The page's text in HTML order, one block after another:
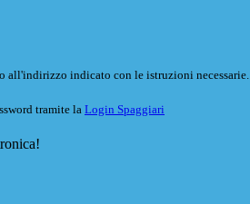
all'indirizzo indicato con le istruzioni necessarie.
tramite la Login Spaggiari